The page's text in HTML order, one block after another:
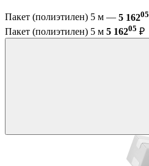
Пакет (полиэтилен) 5 м — 5 16205
Пакет (полиэтилен) 5 м 5 16205 ₽